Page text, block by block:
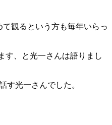
観るという方も毎年いらっ
す、と光一さんは語りまし
す光一さんでした。